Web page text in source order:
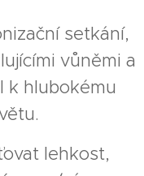
setkání,
vůněmi a
k hlubokému
lehkost,